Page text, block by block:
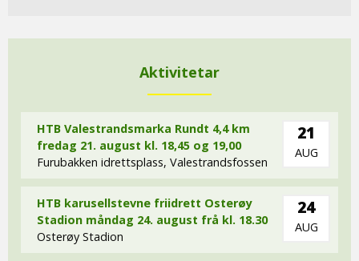
Aktivitetar
HTB Valestrandsmarka Rundt 4,4 km
fredag 21. august kl. 18,45 og 19,00
Furubakken idrettsplass, Valestrandsfossen
21
AUG
HTB karusellstevne friidrett Osterøy
Stadion måndag 24. august frå kl. 18.30
Osterøy Stadion
24
AUG